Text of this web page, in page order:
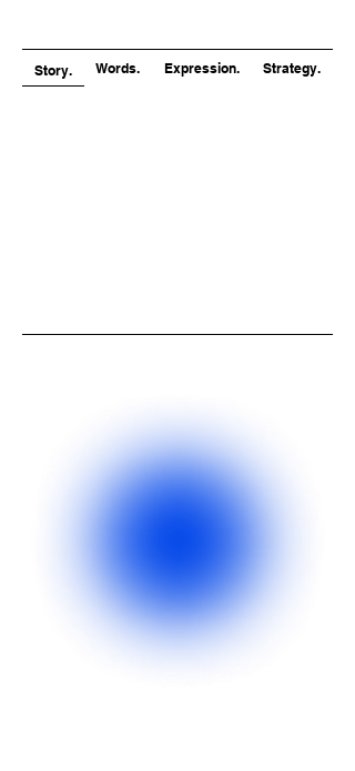
Story. Words. Expression. Strategy.